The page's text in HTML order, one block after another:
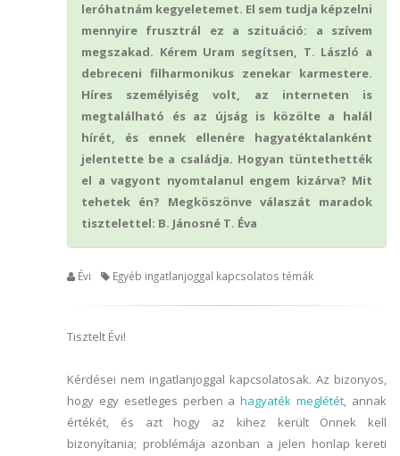
leróhatnám kegyeletemet. El sem tudja képzelni
mennyire frusztrál ez a szituáció: a szívem
megszakad. Kérem Uram segítsen, T. László a
debreceni filharmonikus zenekar karmestere.
Híres személyiség volt, az interneten is
megtalálható és az újság is közölte a halál
hírét, és ennek ellenére hagyatéktalanként
jelentette be a családja. Hogyan tüntethették
el a vagyont nyomtalanul engem kizárva? Mit
tehetek én? Megköszönve válaszát maradok
tisztelettel: B. Jánosné T. Éva
Évi Egyéb ingatlanjoggal kapcsolatos témák
Tisztelt Évi!
Kérdései nem ingatlanjoggal kapcsolatosak. Az bizonyos,
hogy egy esetleges perben ahagyaték meglétét, annak
értékét, és azt hogy az kihez került Önnek kell
bizonyítania; problémája azonban a jelen honlap kereti